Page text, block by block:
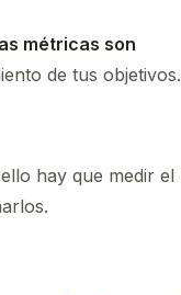
métricas son
de tus objetivos.
hay que medir el